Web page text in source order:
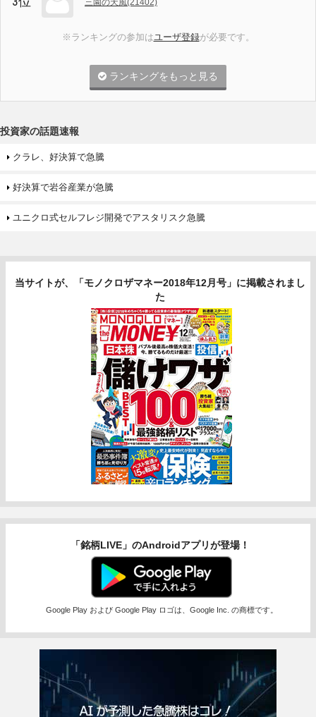
※ランキングの参加はユーザ登録が必要です。
ランキングをもっと見る
投資家の話題速報
クラレ、好決算で急騰
好決算で岩谷産業が急騰
ユニクロ式セルフレジ開発でアスタリスク急騰
当サイトが、「モノクロザマネー2018年12月号」に掲載されまし
た
「銘柄LIVE」のAndroidアプリが登場！
Google Play および Google Play ロゴは、Google Inc. の商標です。